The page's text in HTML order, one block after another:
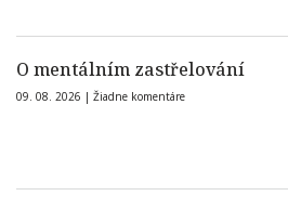
O mentálním zastřelování
09. 08. 2026 | Žiadne komentáre